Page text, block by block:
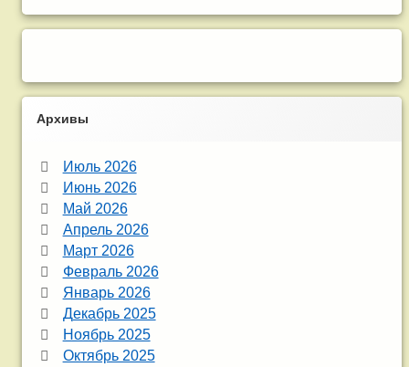
Архивы
Июль 2026
Июнь 2026
Май 2026
Апрель 2026
Март 2026
Февраль 2026
Январь 2026
Декабрь 2025
Ноябрь 2025
Октябрь 2025